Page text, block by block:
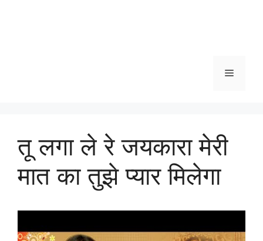
Menu
तू लगा ले रे जयकारा मेरी
मात का तुझे प्यार मिलेगा